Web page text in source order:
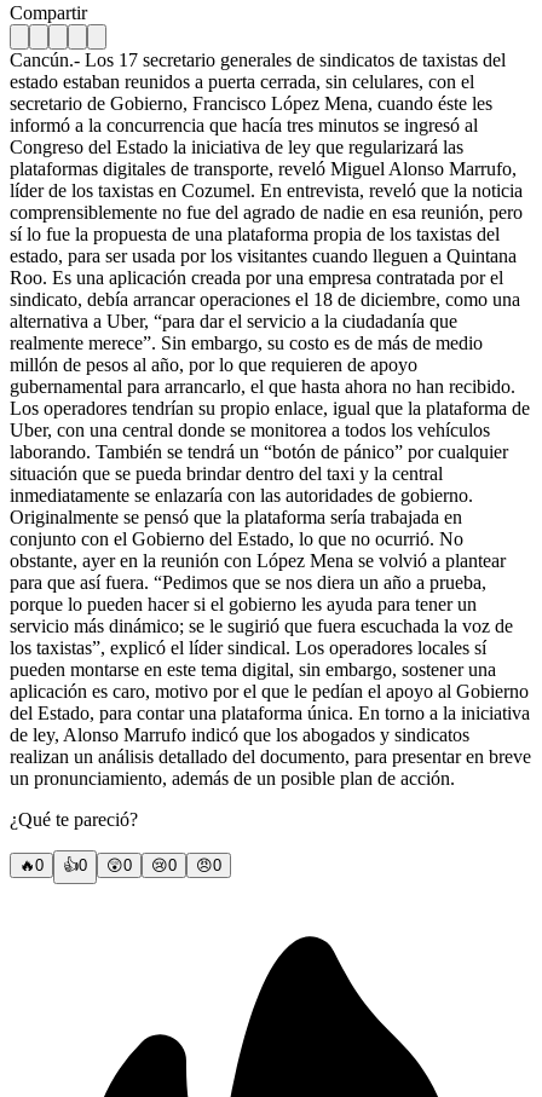
Compartir
Cancún.- Los 17 secretario generales de sindicatos de taxistas del
estado estaban reunidos a puerta cerrada, sin celulares, con el
secretario de Gobierno, Francisco López Mena, cuando éste les
informó a la concurrencia que hacía tres minutos se ingresó al
Congreso del Estado la iniciativa de ley que regularizará las
plataformas digitales de transporte, reveló Miguel Alonso Marrufo,
líder de los taxistas en Cozumel. En entrevista, reveló que la noticia
comprensiblemente no fue del agrado de nadie en esa reunión, pero
sí lo fue la propuesta de una plataforma propia de los taxistas del
estado, para ser usada por los visitantes cuando lleguen a Quintana
Roo. Es una aplicación creada por una empresa contratada por el
sindicato, debía arrancar operaciones el 18 de diciembre, como una
alternativa a Uber, “para dar el servicio a la ciudadanía que
realmente merece”. Sin embargo, su costo es de más de medio
millón de pesos al año, por lo que requieren de apoyo
gubernamental para arrancarlo, el que hasta ahora no han recibido.
Los operadores tendrían su propio enlace, igual que la plataforma de
Uber, con una central donde se monitorea a todos los vehículos
laborando. También se tendrá un “botón de pánico” por cualquier
situación que se pueda brindar dentro del taxi y la central
inmediatamente se enlazaría con las autoridades de gobierno.
Originalmente se pensó que la plataforma sería trabajada en
conjunto con el Gobierno del Estado, lo que no ocurrió. No
obstante, ayer en la reunión con López Mena se volvió a plantear
para que así fuera. “Pedimos que se nos diera un año a prueba,
porque lo pueden hacer si el gobierno les ayuda para tener un
servicio más dinámico; se le sugirió que fuera escuchada la voz de
los taxistas”, explicó el líder sindical. Los operadores locales sí
pueden montarse en este tema digital, sin embargo, sostener una
aplicación es caro, motivo por el que le pedían el apoyo al Gobierno
del Estado, para contar una plataforma única. En torno a la iniciativa
de ley, Alonso Marrufo indicó que los abogados y sindicatos
realizan un análisis detallado del documento, para presentar en breve
un pronunciamiento, además de un posible plan de acción.
¿Qué te pareció?
🔥0 👍0 😲0 😢0 😠0